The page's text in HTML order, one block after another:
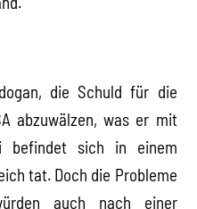
die Schuld für die
abzuwälzen, was er mit
befindet sich in einem
tat. Doch die Probleme
auch nach einer